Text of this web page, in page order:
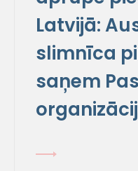
Latvijā:
slimnīca
saņem